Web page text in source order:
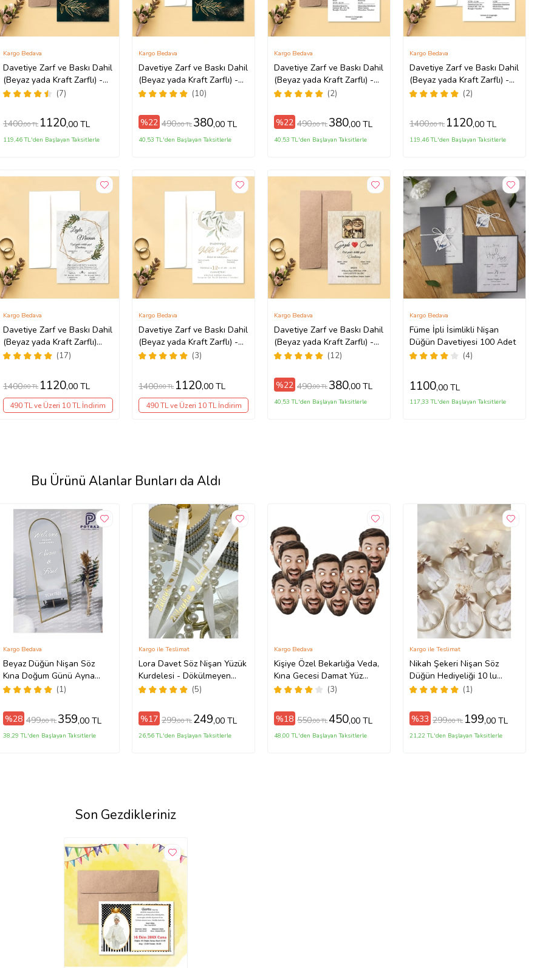
Davetiye Zarf ve Baskı Dahil
(Beyaz yada Kraft Zarflı) -
Düğün, Nişan, Nikah, Kına
(7)
Kargo Bedava
1400,00 TL 1120,00 TL
119,46 TL'den Başlayan Taksitlerle
Davetiye Zarf ve Baskı Dahil
(Beyaz yada Kraft Zarflı) -
Düğün, Nişan, Nikah, Kına
(10)
Kargo Bedava
%22 490,00 TL 380,00 TL
40,53 TL'den Başlayan Taksitlerle
Davetiye Zarf ve Baskı Dahil
(Beyaz yada Kraft Zarflı) -
Düğün, Nişan, Nikah, Kına
(2)
Kargo Bedava
%22 490,00 TL 380,00 TL
40,53 TL'den Başlayan Taksitlerle
Davetiye Zarf ve Baskı Dahil
(Beyaz yada Kraft Zarflı) -
Düğün, Nişan, Nikah, Kına
(2)
Kargo Bedava
1400,00 TL 1120,00 TL
119,46 TL'den Başlayan Taksitlerle
Davetiye Zarf ve Baskı Dahil
(Beyaz yada Kraft Zarflı)
Çiçekli Mermer Desenli
Nişan Davetiyesi (Beyaz)
(17)
Kargo Bedava
1400,00 TL 1120,00 TL
490 TL ve Üzeri 10 TL İndirim
Davetiye Zarf ve Baskı Dahil
(Beyaz yada Kraft Zarflı) -
Yeşil Çİçekli Kına, Nişan,
(3)
Kargo Bedava
1400,00 TL 1120,00 TL
490 TL ve Üzeri 10 TL İndirim
Davetiye Zarf ve Baskı Dahil
(Beyaz yada Kraft Zarflı) -
Up Yukarı Bak Tasarım -
Davetiyesi (Kahverengi)
(12)
Kargo Bedava
%22 490,00 TL 380,00 TL
40,53 TL'den Başlayan Taksitlerle
Füme İpli İsimlikli Nişan
Düğün Davetiyesi 100 Adet
(4)
Kargo Bedava
1100,00 TL
117,33 TL'den Başlayan Taksitlerle
Bu Ürünü Alanlar Bunları da Aldı
Beyaz Düğün Nişan Söz
Kına Doğum Günü Ayna
Yazısı 40 cm Organizasyon
(1)
Kargo Bedava
%28 499,00 TL 359,00 TL
38,29 TL'den Başlayan Taksitlerle
Lora Davet Söz Nişan Yüzük
Kurdelesi - Dökülmeyen
İnci-Altın Yazı-Beyaz (1
(5)
Kargo ile Teslimat
%17 299,00 TL 249,00 TL
26,56 TL'den Başlayan Taksitlerle
Kişiye Özel Bekarlığa Veda,
Kına Gecesi Damat Yüz
Maskesi 10 Adet
(3)
Kargo Bedava
%18 550,00 TL450,00 TL
48,00 TL'den Başlayan Taksitlerle
Nikah Şekeri Nişan Söz
Düğün Hediyeliği 10 lu
(Parlak Beyaz)(1)
Kargo ile Teslimat
%33 299,00 TL 199,00 TL
21,22 TL'den Başlayan Taksitlerle
Son Gezdikleriniz